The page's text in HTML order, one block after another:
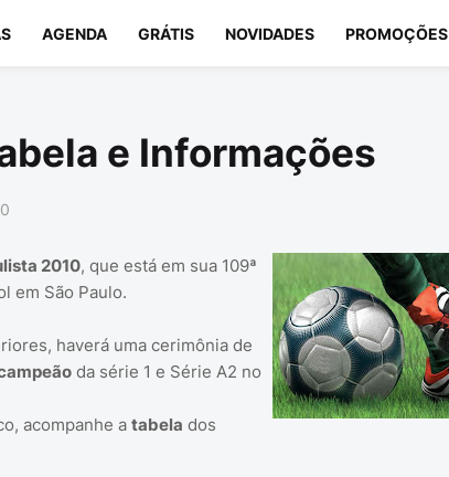
AGENDA GRÁTIS NOVIDADES PROMOÇÕES
e Informações
2010, que está em sua 109ª
em São Paulo.
haverá uma cerimônia de
da série 1 e Série A2 no
acompanhe a tabela dos